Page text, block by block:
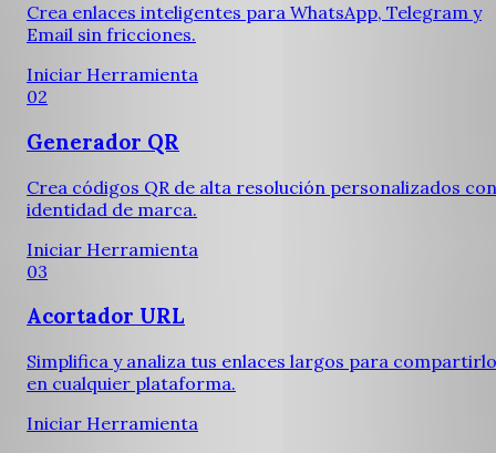
Crea enlaces inteligentes para WhatsApp, Telegram y
Email sin fricciones.
Iniciar Herramienta
02
Generador QR
Crea códigos QR de alta resolución personalizados
identidad de marca.
Iniciar Herramienta
03
Acortador URL
Simplifica y analiza tus enlaces largos para
en cualquier plataforma.
Iniciar Herramienta